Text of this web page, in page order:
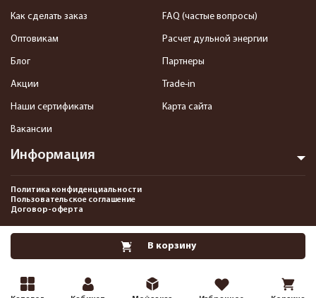
В корзину
Информация
Как сделать заказ
Оптовикам
Блог
Акции
Наши сертификаты
Вакансии
FAQ (частые вопросы)
Расчет дульной энергии
Партнеры
Trade-in
Карта сайта
Политика конфиденциальности
Пользовательское соглашение
Договор-оферта
2013-2026 Интернет-магазин пневматики, страйкбола и снаряжения–
Pnevmat24.ru. Все права защищены.©